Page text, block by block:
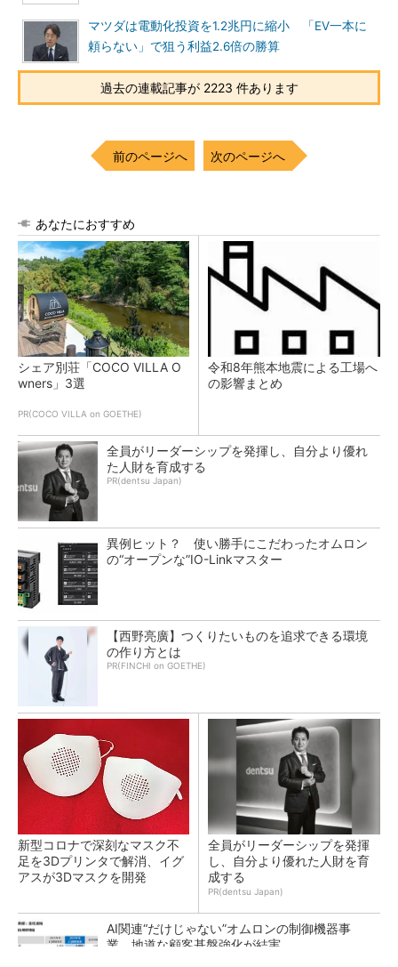
マツダは電動化投資を1.2兆円に縮小 「EV一本に
頼らない」で狙う利益2.6倍の勝算
過去の連載記事が 2223 件あります
前のページへ 次のページへ
あなたにおすすめ
シェア別荘「COCO VILLA O
wners」3選
PR(COCO VILLA on GOETHE)
令和8年熊本地震による工場へ
の影響まとめ
全員がリーダーシップを発揮し、自分より優れ
た人財を育成する
PR(dentsu Japan)
異例ヒット？ 使い勝手にこだわったオムロン
の“オープンな”IO-Linkマスター
【西野亮廣】つくりたいものを追求できる環境
の作り方とは
PR(FINCHI on GOETHE)
新型コロナで深刻なマスク不
足を3Dプリンタで解消、イグ
アスが3Dマスクを開発
全員がリーダーシップを発揮
し、自分より優れた人財を育
成する
PR(dentsu Japan)
AI関連“だけじゃない”オムロンの制御機器事
業、地道な顧客基盤強化が結実